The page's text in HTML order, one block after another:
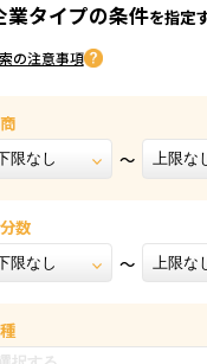
業タイプの条件を指定
の注意事項
数